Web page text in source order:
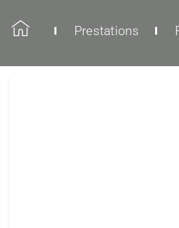
Prestations